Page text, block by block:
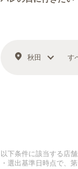
秋田 す
以下条件に該当する店
・選出基準日時点で、